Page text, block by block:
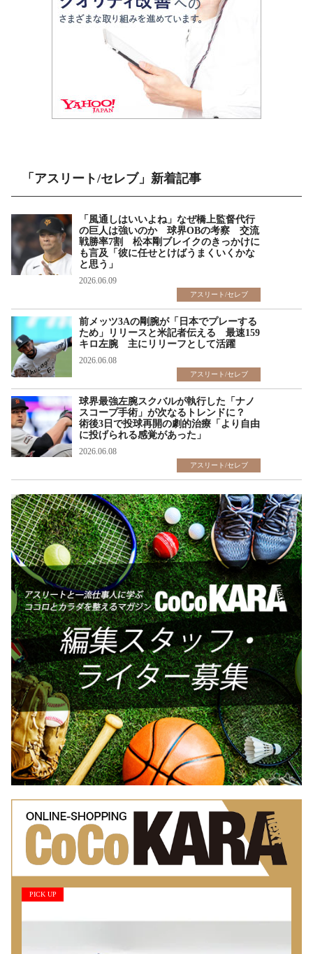
「アスリート/セレブ」新着記事
「風通しはいいよね」なぜ橋上監督代行
の巨人は強いのか 球界OBの考察 交流
戦勝率7割 松本剛ブレイクのきっかけに
も言及「彼に任せとけばうまくいくかな
と思う」
2026.06.09
アスリート/セレブ
前メッツ3Aの剛腕が「日本でプレーする
ため」リリースと米記者伝える 最速159
キロ左腕 主にリリーフとして活躍
2026.06.08
アスリート/セレブ
球界最強左腕スクバルが執行した「ナノ
スコープ手術」が次なるトレンドに？
術後3日で投球再開の劇的治療「より自由
に投げられる感覚があった」
2026.06.08
アスリート/セレブ
PICK UP